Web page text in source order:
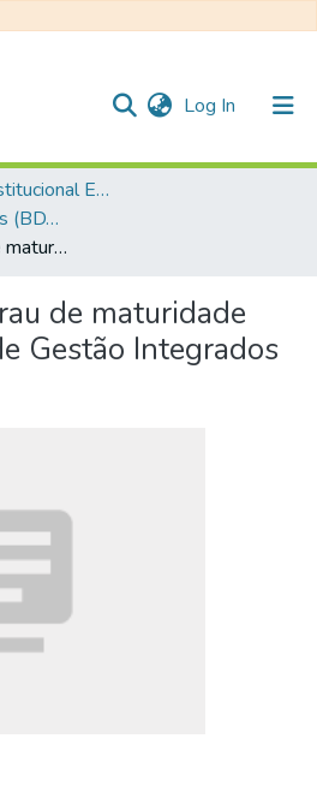
Log In (current)
Repositório Institucional EESC
Teses e Dissertações (BDTD USP)
Avaliação do grau de maturidade dos Sistemas de Gestão Integrados (SGI)
de maturidade
Gestão Integrados